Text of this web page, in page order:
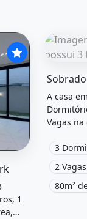
swiis
1
A casa
Vagas na
Piscina,
Bezerra,
3
2
80m²